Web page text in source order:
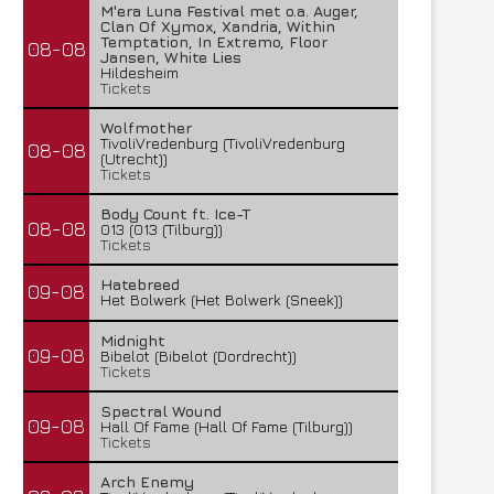
08-08
M'era Luna Festival met o.a. Auger,
Clan Of Xymox, Xandria, Within
Temptation, In Extremo, Floor
Jansen, White Lies
Hildesheim
Tickets
08-08
Wolfmother
TivoliVredenburg (TivoliVredenburg
(Utrecht))
Tickets
08-08
Body Count ft. Ice-T
013 (013 (Tilburg))
Tickets
09-08
Hatebreed
Het Bolwerk (Het Bolwerk (Sneek))
09-08
Midnight
Bibelot (Bibelot (Dordrecht))
Tickets
09-08
Spectral Wound
Hall Of Fame (Hall Of Fame (Tilburg))
Tickets
Arch Enemy